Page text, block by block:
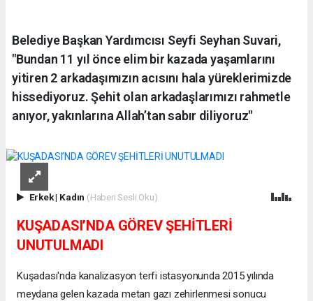
Belediye Başkan Yardımcısı Seyfi Seyhan Suvari,
"Bundan 11 yıl önce elim bir kazada yaşamlarını
yitiren 2 arkadaşımızın acısını hala yüreklerimizde
hissediyoruz. Şehit olan arkadaşlarımızı rahmetle
anıyor, yakınlarına Allah’tan sabır diliyoruz"
Erkek| Kadın (Haberi Sesli Oku)
KUŞADASI’NDA GÖREV ŞEHİTLERİ
UNUTULMADI
Kuşadası'nda kanalizasyon terfi istasyonunda 2015 yılında
meydana gelen kazada metan gazı zehirlenmesi sonucu